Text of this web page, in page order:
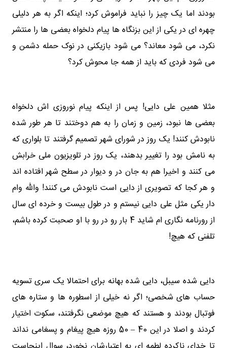
بودند اما یک چیز را نباید فراموش کرد؛ اینکه اگر به هر دلیلی
چهره ای در یکی از این بزنگاه ها پیام دلخواه بعضی ها را منتشر
نکرد، می شود معاند؟ می شود بازیکنی در نوک حمله دشمن و
می شود فردی که باید از همه جا محوش کرد؟
مثلا همین علی دایی! پس از اینکه پیام نوروزی اش دلخواه
بعضی ها نبود، زمین و زمان را به هم دوختند تا هر طور شده
نابودش کنند! یک روز در شورای شهر تصمیم گرفتند تا بلواری که
به نامش بود را تغییر بدهند، یک روز در تلویزیون ملی خرابش
می کنند و اخیرا هم به جان در و دیوار در سطح شهر افتاده اند
و هر کجا که تصویری از دایی است نابودش می کنند! والله وام
دار یکی مثل علی دایی نیستم و در طول بیست و خرده ای سال
از رورنامه نگاری ام شاید 4 بار رو در رو با او صحبت کرده باشم،
تلفنی که هیچ!
دایی شده سیبل، دایی شده بهانه برای احتمالا یک سری تسویه
حساب های شخصی؛ اگر نه خیلی از اسطوره ها و ستاره های
فوتبال بودند و هستند که هیچ موضعی نگرفتند، سکوت اختیار
کردند و اصلا در این 40 – 50 روزه هیچ پیغام و پسغامی نداند